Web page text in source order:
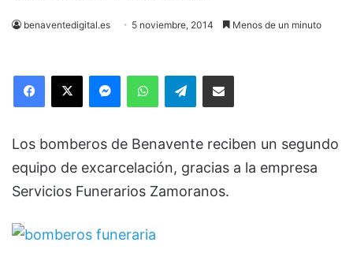
benaventedigital.es 5 noviembre, 2014 Menos de un minuto
Telegram
Los bomberos de Benavente reciben un segundo
equipo de excarcelación, gracias a la empresa
Servicios Funerarios Zamoranos.